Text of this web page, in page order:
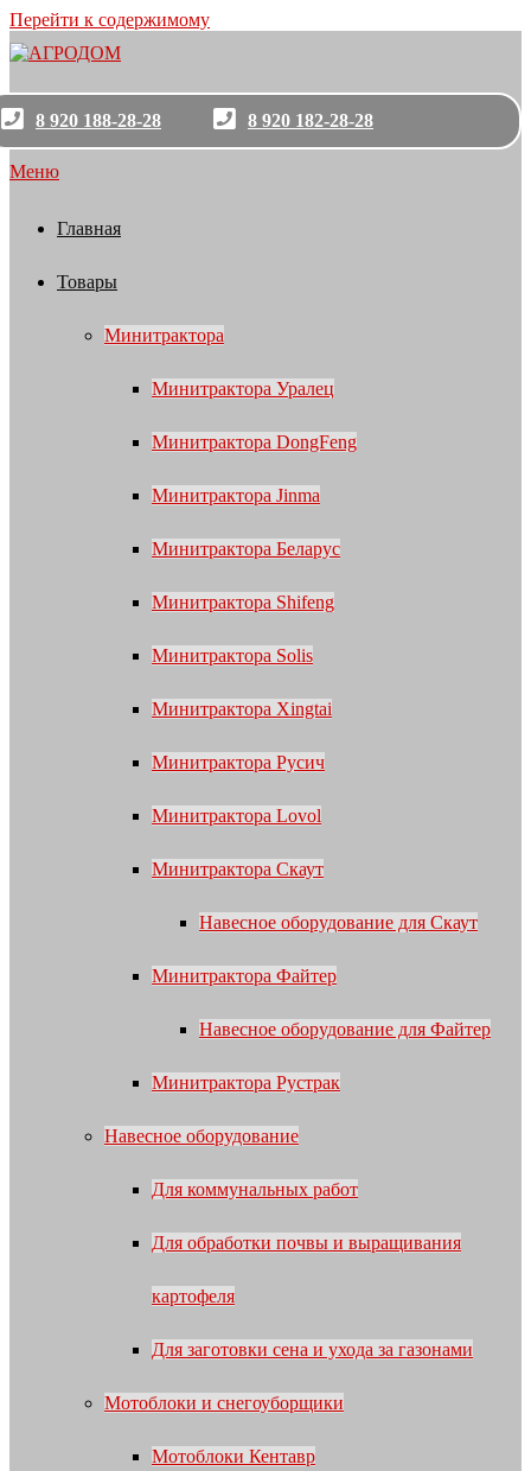
Перейти к содержимому
8 920 188-28-28 8 920 182-28-28
Меню
Главная
Товары
Минитрактора
Минитрактора Уралец
Минитрактора DongFeng
Минитрактора Jinma
Минитрактора Беларус
Минитрактора Shifeng
Минитрактора Solis
Минитрактора Xingtai
Минитрактора Русич
Минитрактора Lovol
Минитрактора Скаут
Навесное оборудование для Скаут
Минитрактора Файтер
Навесное оборудование для Файтер
Минитрактора Рустрак
Навесное оборудование
Для коммунальных работ
Для обработки почвы и выращивания
картофеля
Для заготовки сена и ухода за газонами
Мотоблоки и снегоуборщики
Мотоблоки Кентавр